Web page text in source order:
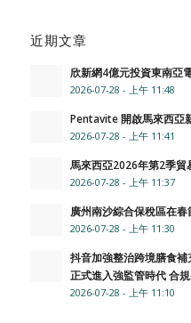
近期文章
欣新網4億元投資東南亞
2026-07-28 - 上午 11:48
Pentavite 開啟馬來西亞
2026-07-28 - 上午 11:41
馬來西亞2026年第2季貿
2026-07-28 - 上午 11:37
廣州南沙綜合保稅區在
2026-07-28 - 上午 11:30
抖音加強整治跨境膳食
正式進入強監管時代 合
2026-07-28 - 上午 11:10